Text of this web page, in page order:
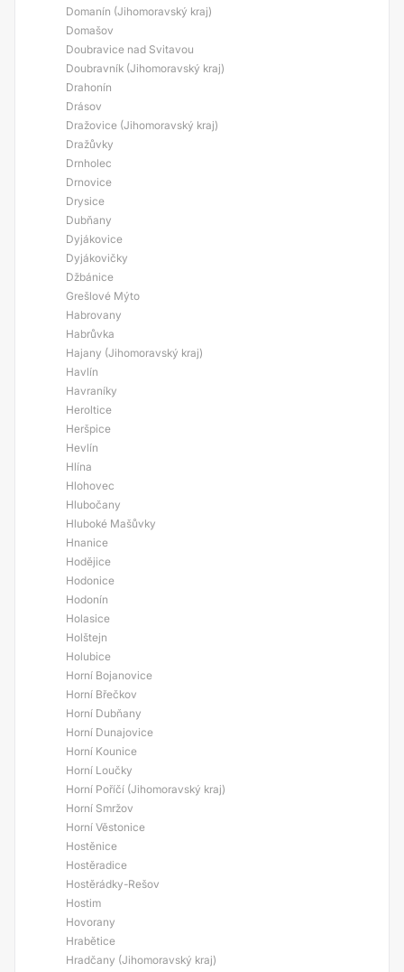
Domanín (Jihomoravský kraj)
Domašov
Doubravice nad Svitavou
Doubravník (Jihomoravský kraj)
Drahonín
Drásov
Dražovice (Jihomoravský kraj)
Dražůvky
Drnholec
Drnovice
Drysice
Dubňany
Dyjákovice
Dyjákovičky
Džbánice
Grešlové Mýto
Habrovany
Habrůvka
Hajany (Jihomoravský kraj)
Havlín
Havraníky
Heroltice
Heršpice
Hevlín
Hlína
Hlohovec
Hlubočany
Hluboké Mašůvky
Hnanice
Hodějice
Hodonice
Hodonín
Holasice
Holštejn
Holubice
Horní Bojanovice
Horní Břečkov
Horní Dubňany
Horní Dunajovice
Horní Kounice
Horní Loučky
Horní Poříčí (Jihomoravský kraj)
Horní Smržov
Horní Věstonice
Hostěnice
Hostěradice
Hostěrádky-Rešov
Hostim
Hovorany
Hrabětice
Hradčany (Jihomoravský kraj)